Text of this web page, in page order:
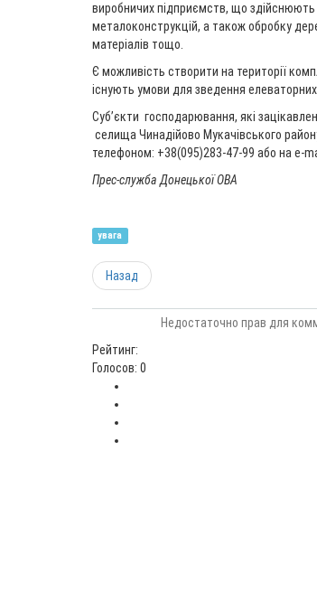
виробничих підприємств, що
металоконструкцій, а також обробку
матеріалів тощо.
Є можливість створити на території
існують умови для зведення
Субʼєкти господарювання, які
селища Чинадійово Мукачівського
телефоном: +38(095)283-47-99 або на e-
Прес-служба Донецької ОВА
увага
Назад
Недостаточно прав для
Рейтинг:
Голосов: 0